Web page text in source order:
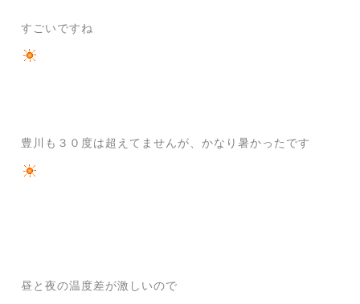
すごいですね
豊川も３０度は超えてませんが、かなり暑かったです
昼と夜の温度差が激しいので